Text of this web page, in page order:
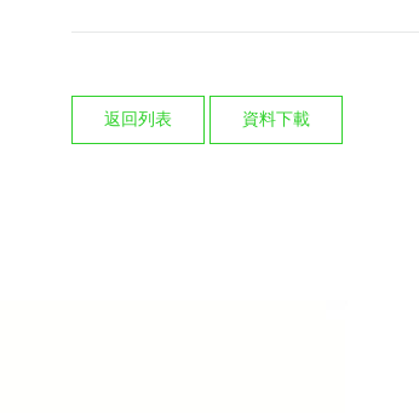
返回列表 資料下載